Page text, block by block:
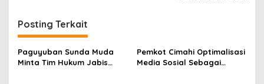
a
s
i
Posting Terkait
Paguyuban Sunda Muda
Minta Tim Hukum Jabis
Pemkot Cimahi Optimalisasi
Media Sosial Sebagai